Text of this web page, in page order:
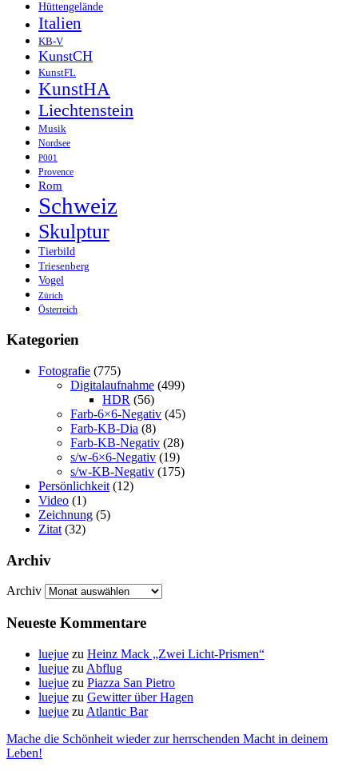
Hüttengelände
Italien
KB-V
KunstCH
KunstFL
KunstHA
Liechtenstein
Musik
Nordsee
P001
Provence
Rom
Schweiz
Skulptur
Tierbild
Triesenberg
Vogel
Zürich
Österreich
Kategorien
Fotografie (775)
Digitalaufnahme (499)
HDR (56)
Farb-6×6-Negativ (45)
Farb-KB-Dia (8)
Farb-KB-Negativ (28)
s/w-6×6-Negativ (19)
s/w-KB-Negativ (175)
Persönlichkeit (12)
Video (1)
Zeichnung (5)
Zitat (32)
Archiv
Archiv
Neueste Kommentare
luejue zu Heinz Mack „Zwei Licht-Prismen“
luejue zu Abflug
luejue zu Piazza San Pietro
luejue zu Gewitter über Hagen
luejue zu Atlantic Bar
Mache die Schönheit wieder zur herrschenden Macht in deinem
Leben!